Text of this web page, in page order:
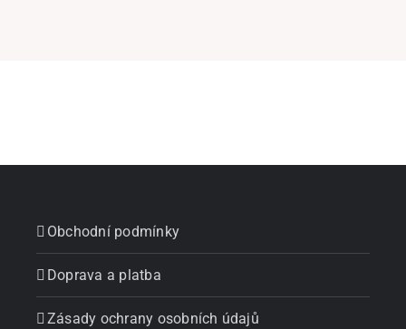
Obchodní podmínky
Doprava a platba
Zásady ochrany osobních údajů